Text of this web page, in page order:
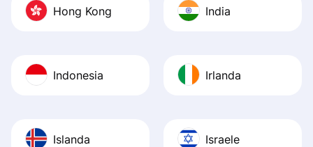
Hong Kong India
Indonesia Irlanda
Islanda Israele